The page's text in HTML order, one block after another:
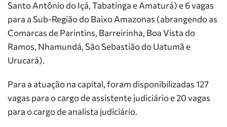
Santo Antônio do Içá, Tabatinga e Amaturá) e 6 vagas
para a Sub-Região do Baixo Amazonas (abrangendo as
Comarcas de Parintins, Barreirinha, Boa Vista do
Ramos, Nhamundá, São Sebastião do Uatumã e
Urucará).
Para a atuação na capital, foram disponibilizadas 127
vagas para o cargo de assistente judiciário e 20 vagas
para o cargo de analista judiciário.